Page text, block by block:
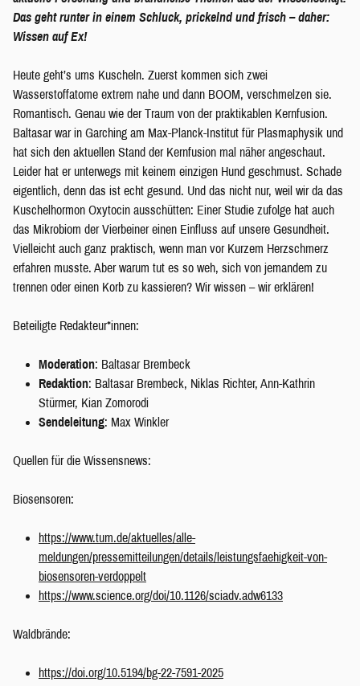
Das geht runter in einem Schluck, prickelnd und frisch – daher:
Wissen auf Ex!
Heute geht’s ums Kuscheln. Zuerst kommen sich zwei
Wasserstoffatome extrem nahe und dann BOOM, verschmelzen sie.
Romantisch. Genau wie der Traum von der praktikablen Kernfusion.
Baltasar war in Garching am Max-Planck-Institut für Plasmaphysik und
hat sich den aktuellen Stand der Kernfusion mal näher angeschaut.
Leider hat er unterwegs mit keinem einzigen Hund geschmust. Schade
eigentlich, denn das ist echt gesund. Und das nicht nur, weil wir da das
Kuschelhormon Oxytocin ausschütten: Einer Studie zufolge hat auch
das Mikrobiom der Vierbeiner einen Einfluss auf unsere Gesundheit.
Vielleicht auch ganz praktisch, wenn man vor Kurzem Herzschmerz
erfahren musste. Aber warum tut es so weh, sich von jemandem zu
trennen oder einen Korb zu kassieren? Wir wissen – wir erklären!
Beteiligte Redakteur*innen:
Moderation: Baltasar Brembeck
Redaktion: Baltasar Brembeck, Niklas Richter, Ann-Kathrin
Stürmer, Kian Zomorodi
Sendeleitung: Max Winkler
Quellen für die Wissensnews:
Biosensoren:
https://www.tum.de/aktuelles/alle-
meldungen/pressemitteilungen/details/leistungsfaehigkeit-von-
biosensoren-verdoppelt
https://www.science.org/doi/10.1126/sciadv.adw6133
Waldbrände:
https://doi.org/10.5194/bg-22-7591-2025